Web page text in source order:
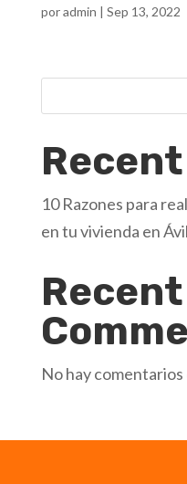
poradmin | Sep 13, 2022
10 Razones para
en tu vivienda en
Recent
No hay